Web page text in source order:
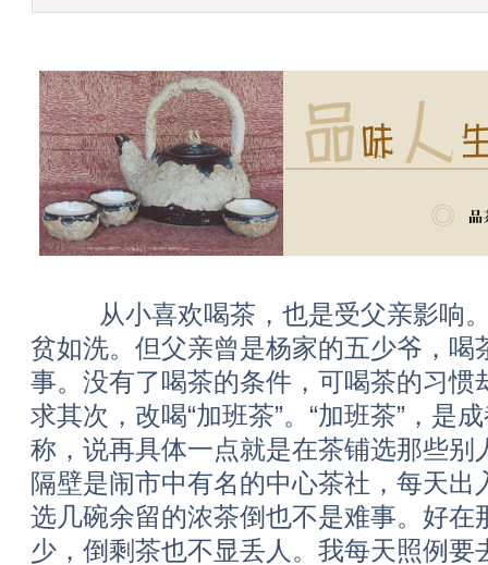
从小喜欢喝茶，也是受父亲影响。
贫如洗。但父亲曾是杨家的五少爷，喝
事。没有了喝茶的条件，可喝茶的习惯
求其次，改喝“加班茶”。“加班茶”，是
称，说再具体一点就是在茶铺选那些别
隔壁是闹市中有名的中心茶社，每天出
选几碗余留的浓茶倒也不是难事。好在
少，倒剩茶也不显丢人。我每天照例要